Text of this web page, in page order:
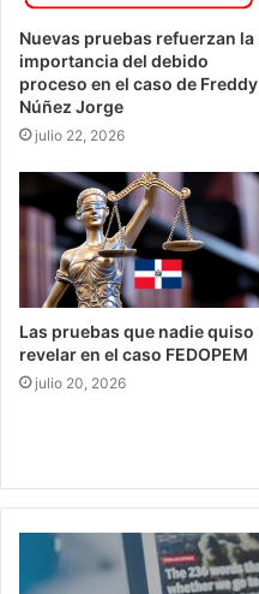
Nuevas pruebas refuerzan la
importancia del debido
proceso en el caso de Freddy
Núñez Jorge
julio 22, 2026
Las pruebas que nadie quiso
revelar en el caso FEDOPEM
julio 20, 2026